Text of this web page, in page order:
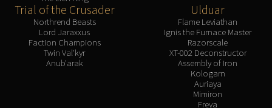
Trial of the Crusader
Northrend Beasts
Lord Jaraxxus
Faction Champions
Twin Val'kyr
Anub'arak
Ulduar
Flame Leviathan
Ignis the Furnace Master
Razorscale
XT-002 Deconstructor
Assembly of Iron
Kologarn
Auriaya
Mimiron
Freya